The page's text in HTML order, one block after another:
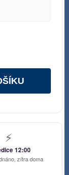
⚡
12:00
zítra doma